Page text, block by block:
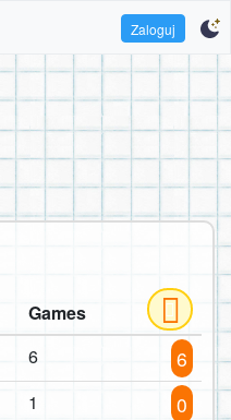
Zaloguj
Games
6 6
1 0